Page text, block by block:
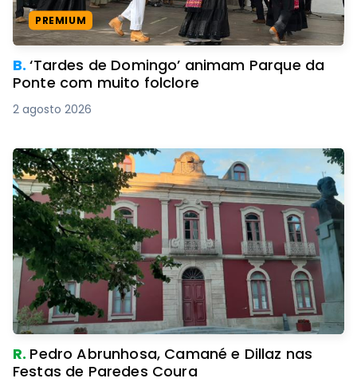
PREMIUM
B.‘Tardes de Domingo’ animam Parque da
Ponte com muito folclore
2 agosto 2026
R. Pedro Abrunhosa, Camané e Dillaz nas
Festas de Paredes Coura